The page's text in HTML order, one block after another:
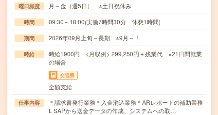
曜日頻度 月～金（週5日） ※土日祝休み
時間 09:30～18:00(実働7時間30分 休憩1時間)
期間 2026年09月上旬～長期 ※9月～！
時給
時給1900円 <月収例> 299,250円＋残業代 ※21日間就業
の場合
交通費
全額支給
仕事内容
＊請求書発行業務＊入金消込業務＊ARレポートの補助業務
L SAPから送金データの作成、システムへの取…